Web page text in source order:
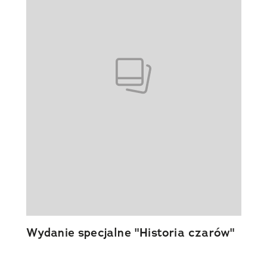
Wydanie specjalne "Historia czarów"